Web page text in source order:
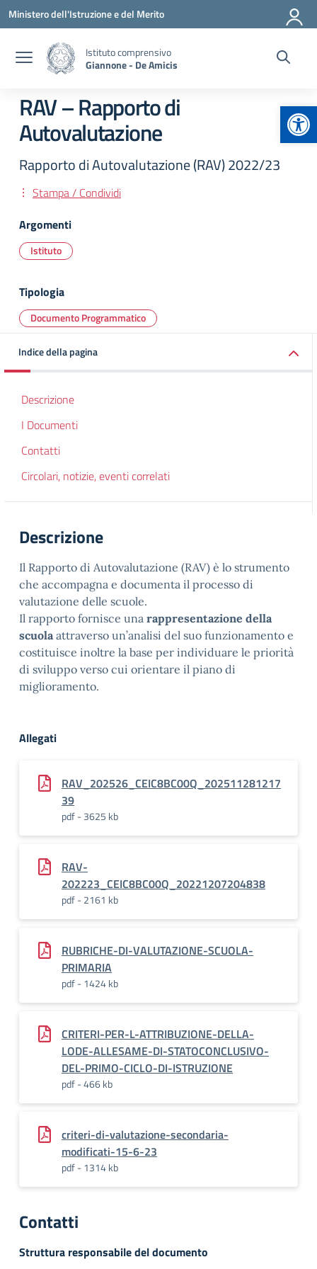
Vai ai contenuti
Vai al menu di navigazione
Vai al footer
Ministero dell'Istruzione e del Merito
Istituto comprensivo
Giannone - De Amicis
RAV – Rapporto di
Autovalutazione
Rapporto di Autovalutazione (RAV) 2022/23
Stampa / Condividi
Argomenti
Istituto
Tipologia
Documento Programmatico
Indice della pagina
Descrizione
I Documenti
Contatti
Circolari, notizie, eventi correlati
Descrizione
Il Rapporto di Autovalutazione (RAV) è lo strumento
che accompagna e documenta il processo di
valutazione delle scuole.
Il rapporto fornisce una rappresentazione della
scuolaattraverso un’analisi del suo funzionamento e
costituisce inoltre la base per individuare le priorità
di sviluppo verso cui orientare il piano di
miglioramento.
Allegati
RAV_202526_CEIC8BC00Q_202511281217
39
pdf - 3625 kb
RAV-
202223_CEIC8BC00Q_20221207204838
pdf - 2161 kb
RUBRICHE-DI-VALUTAZIONE-SCUOLA-
PRIMARIA
pdf - 1424 kb
CRITERI-PER-L-ATTRIBUZIONE-DELLA-
LODE-ALLESAME-DI-STATOCONCLUSIVO-
DEL-PRIMO-CICLO-DI-ISTRUZIONE
pdf - 466 kb
criteri-di-valutazione-secondaria-
modificati-15-6-23
pdf - 1314 kb
Contatti
Struttura responsabile del documento